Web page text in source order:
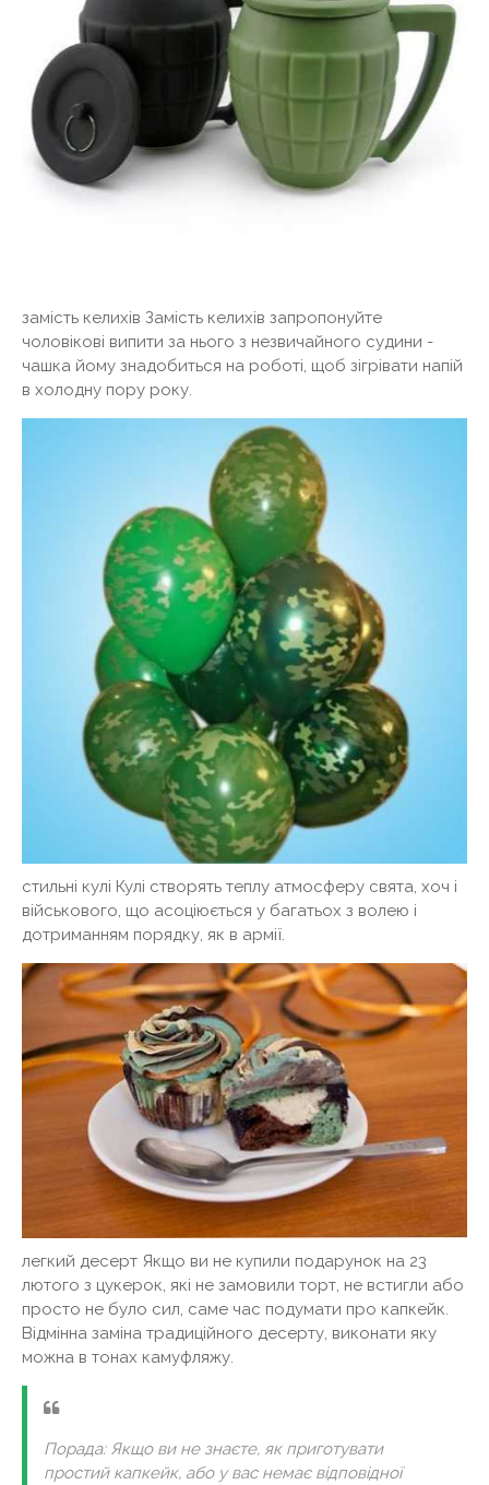
замість келихів Замість келихів запропонуйте
чоловікові випити за нього з незвичайного судини -
чашка йому знадобиться на роботі, щоб зігрівати напій
в холодну пору року.
стильні кулі Кулі створять теплу атмосферу свята, хоч і
військового, що асоціюється у багатьох з волею і
дотриманням порядку, як в армії.
легкий десерт Якщо ви не купили подарунок на 23
лютого з цукерок, які не замовили торт, не встигли або
просто не було сил, саме час подумати про капкейк.
Відмінна заміна традиційного десерту, виконати яку
можна в тонах камуфляжу.
Порада: Якщо ви не знаєте, як приготувати
простий капкейк, або у вас немає відповідної